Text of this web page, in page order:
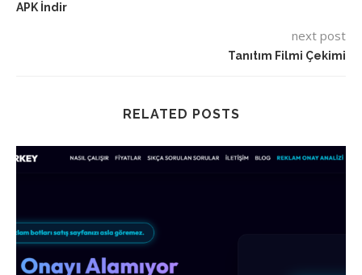
APK İndir
next post
Tanıtım Filmi Çekimi
RELATED POSTS